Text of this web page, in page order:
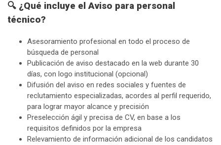
🔍 ¿Qué incluye el Aviso para personal
técnico?
Asesoramiento profesional en todo el proceso de
búsqueda de personal
Publicación de aviso destacado en la web durante 30
días, con logo institucional (opcional)
Difusión del aviso en redes sociales y fuentes de
reclutamiento especializadas, acordes al perfil requerido,
para lograr mayor alcance y precisión
Preselección ágil y precisa de CV, en base a los
requisitos definidos por la empresa
Relevamiento de información adicional de los candidatos